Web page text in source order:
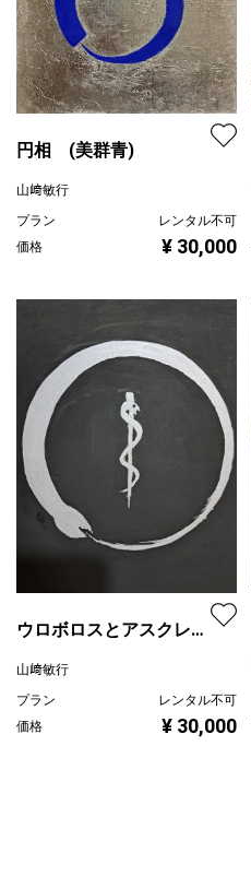
円相 (美群青)
山﨑敏行
プラン
レンタル不可
価格
¥ 30,000
ウロボロスとアスクレピ
山﨑敏行
プラン
レンタル不可
価格
¥ 30,000